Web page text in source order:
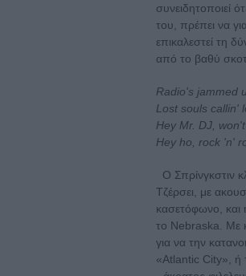
συνειδητοποιεί
του, πρέπει να
επικαλεστεί τη
από το βαθύ
Radio's jammed
Lost souls callin'
Hey Mr. DJ,
Hey ho, rock 'n'
Ο Σπρίνγκστιν
Τζέρσει, με
κασετόφωνο, και
το Nebraska. Με
για να την
«Atlantic City», ή